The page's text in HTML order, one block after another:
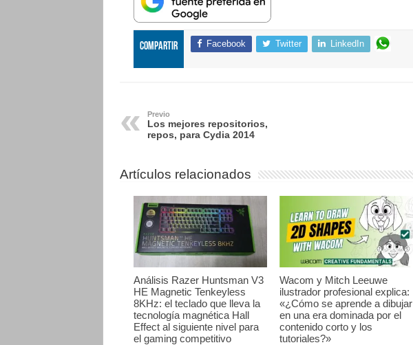
Compartir Facebook Twitter LinkedIn
Previo
Los mejores repositorios,
repos, para Cydia 2014
Artículos relacionados
Análisis Razer Huntsman V3
HE Magnetic Tenkeyless
8KHz: el teclado que lleva la
tecnología magnética Hall
Effect al siguiente nivel para
el gaming competitivo
Wacom y Mitch Leeuwe
ilustrador profesional explica:
«¿Cómo se aprende a dibujar
en una era dominada por el
contenido corto y los
tutoriales?»